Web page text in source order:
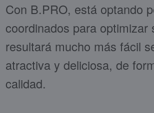
Con B.PRO, está optando
coordinados para
resultará mucho más fácil
atractiva y deliciosa, de
calidad.